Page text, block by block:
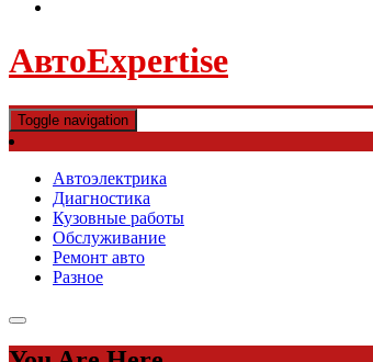
АвтоExpertise
Toggle navigation
Автоэлектрика
Диагностика
Кузовные работы
Обслуживание
Ремонт авто
Разное